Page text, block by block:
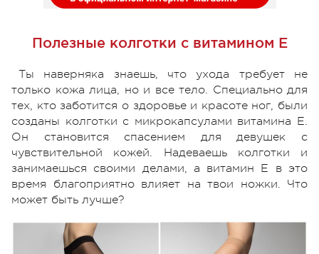
Полезные колготки с витамином Е
Ты наверняка знаешь, что ухода требует не
только кожа лица, но и все тело. Специально для
тех, кто заботится о здоровье и красоте ног, были
созданы колготки с микрокапсулами витамина Е.
Он становится спасением для девушек с
чувствительной кожей. Надеваешь колготки и
занимаешься своими делами, а витамин Е в это
время благоприятно влияет на твои ножки. Что
может быть лучше?